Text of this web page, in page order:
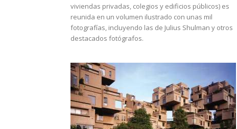
viviendas privadas, colegios y edificios públicos) es
reunida en un volumen ilustrado con unas mil
fotografías, incluyendo las de Julius Shulman y otros
destacados fotógrafos.